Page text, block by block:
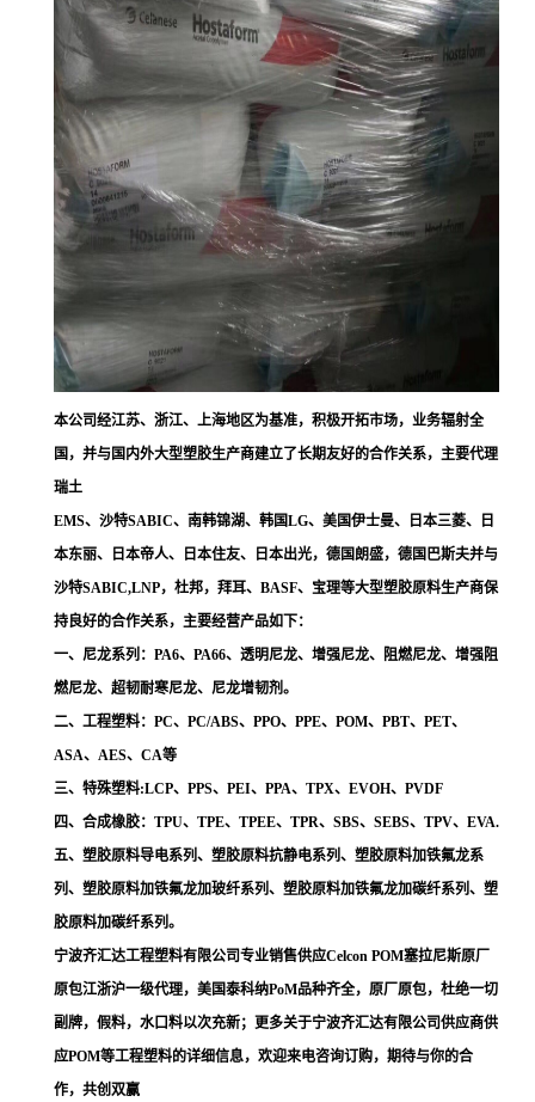
本公司经江苏、浙江、上海地区为基准，积极开拓市场，业务辐射全
国，并与国内外大型塑胶生产商建立了长期友好的合作关系，主要代理
瑞土
EMS、沙特SABIC、南韩锦湖、韩国LG、美国伊士曼、日本三菱、日
本东丽、日本帝人、日本住友、日本出光，德国朗盛，德国巴斯夫并与
沙特SABIC,LNP，杜邦，拜耳、BASF、宝理等大型塑胶原料生产商保
持良好的合作关系，主要经营产品如下：
一、尼龙系列：PA6、PA66、透明尼龙、增强尼龙、阻燃尼龙、增强阻
燃尼龙、超韧耐寒尼龙、尼龙增韧剂。
二、工程塑料：PC、PC/ABS、PPO、PPE、POM、PBT、PET、
ASA、AES、CA等
三、特殊塑料:LCP、PPS、PEI、PPA、TPX、EVOH、PVDF
四、合成橡胶：TPU、TPE、TPEE、TPR、SBS、SEBS、TPV、EVA.
五、塑胶原料导电系列、塑胶原料抗静电系列、塑胶原料加铁氟龙系
列、塑胶原料加铁氟龙加玻纤系列、塑胶原料加铁氟龙加碳纤系列、塑
胶原料加碳纤系列。
宁波齐汇达工程塑料有限公司专业销售供应Celcon POM塞拉尼斯原厂
原包江浙沪一级代理，美国泰科纳PoM品种齐全，原厂原包，杜绝一切
副牌，假料，水口料以次充新；更多关于宁波齐汇达有限公司供应商供
应POM等工程塑料的详细信息，欢迎来电咨询订购，期待与你的合
作，共创双赢